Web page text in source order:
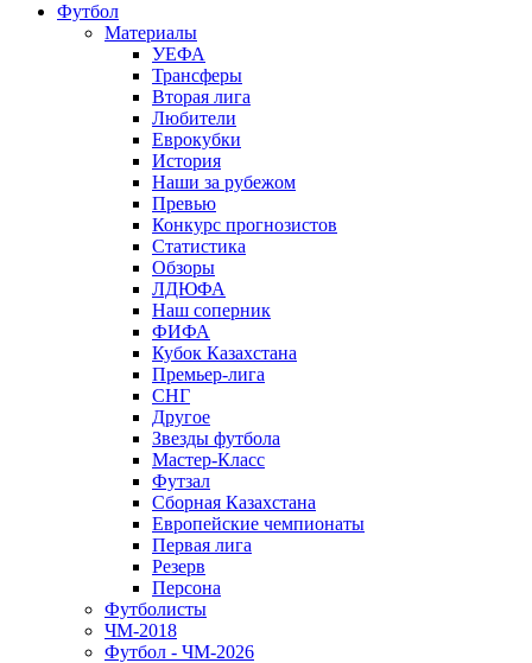
Футбол
Материалы
УЕФА
Трансферы
Вторая лига
Любители
Еврокубки
История
Наши за рубежом
Превью
Конкурс прогнозистов
Статистика
Обзоры
ЛДЮФА
Наш соперник
ФИФА
Кубок Казахстана
Премьер-лига
СНГ
Другое
Звезды футбола
Мастер-Класс
Футзал
Сборная Казахстана
Европейские чемпионаты
Первая лига
Резерв
Персона
Футболисты
ЧМ-2018
Футбол - ЧМ-2026